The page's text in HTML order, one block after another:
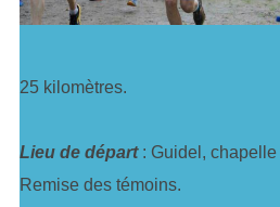
25 kilomètres.
Lieu de départ : Guidel,
Remise des témoins.